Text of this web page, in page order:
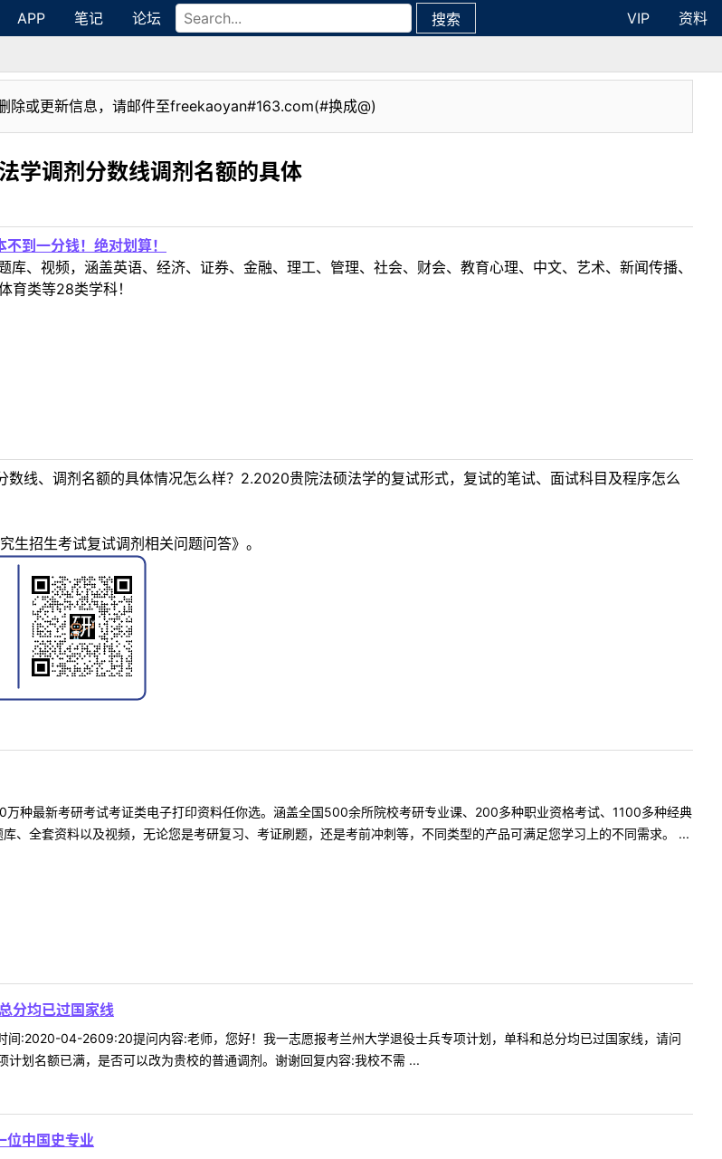
APP 笔记 论坛 搜索 VIP
资料
除或更新信息，请邮件至freekaoyan#163.com(#换成@)
学调剂分数线调剂名额的具体
到一分钱！绝对划算！
、视频，涵盖英语、经济、证券、金融、理工、管理、社会、财会、教育心理、中文、艺术、新闻传播、
育类等28类学科！
数线、调剂名额的具体情况怎么样？2.2020贵院法硕法学的复试形式，复试的笔试、面试科目及程序怎么
招生考试复试调剂相关问题问答》。
万种最新考研考试考证类电子打印资料任你选。涵盖全国500余所院校考研专业课、200多种职业资格考试、1100多种经典
、全套资料以及视频，无论您是考研复习、考证刷题，还是考前冲刺等，不同类型的产品可满足您学习上的不同需求。 ...
分均已过国家线
:2020-04-2609:20提问内容:老师，您好！我一志愿报考兰州大学退役士兵专项计划，单科和总分均已过国家线，请问
划名额已满，是否可以改为贵校的普通调剂。谢谢回复内容:我校不需 ...
位中国史专业